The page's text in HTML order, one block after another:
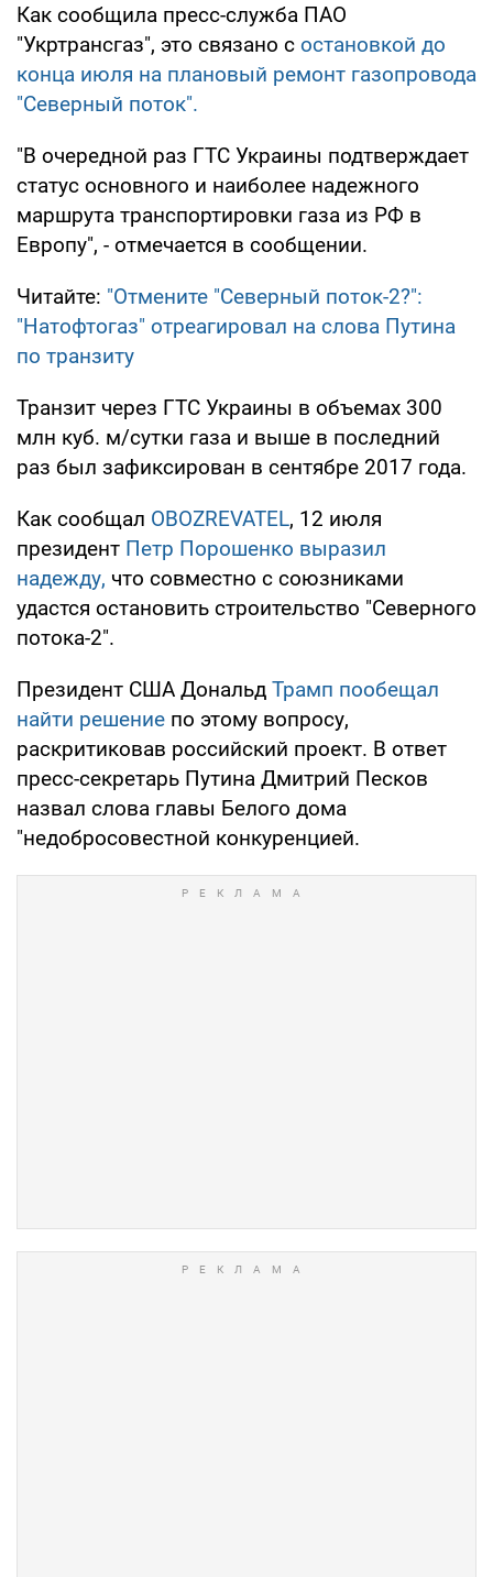
Как сообщила пресс-служба ПАО
"Укртрансгаз", это связано с остановкой до
конца июля на плановый ремонт газопровода
"Северный поток".
"В очередной раз ГТС Украины подтверждает
статус основного и наиболее надежного
маршрута транспортировки газа из РФ в
Европу", - отмечается в сообщении.
Читайте: "Отмените "Северный поток-2?":
"Натофтогаз" отреагировал на слова Путина
по транзиту
Транзит через ГТС Украины в объемах 300
млн куб. м/сутки газа и выше в последний
раз был зафиксирован в сентябре 2017 года.
Как сообщал OBOZREVATEL, 12 июля
президент Петр Порошенко выразил
надежду, что совместно с союзниками
удастся остановить строительство "Северного
потока-2".
Президент США Дональд Трамп пообещал
найти решение по этому вопросу,
раскритиковав российский проект. В ответ
пресс-секретарь Путина Дмитрий Песков
назвал слова главы Белого дома
"недобросовестной конкуренцией.